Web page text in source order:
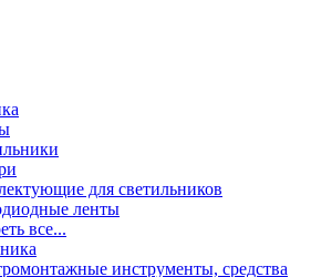
для светильников
ленты
все...
инструменты, средства